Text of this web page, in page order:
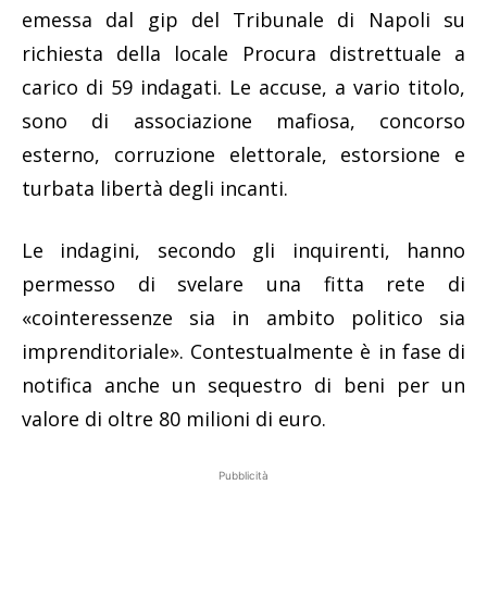
emessa dal gip del Tribunale di Napoli su
richiesta della locale Procura distrettuale a
carico di 59 indagati. Le accuse, a vario titolo,
sono di associazione mafiosa, concorso
esterno, corruzione elettorale, estorsione e
turbata libertà degli incanti.
Le indagini, secondo gli inquirenti, hanno
permesso di svelare una fitta rete di
«cointeressenze sia in ambito politico sia
imprenditoriale». Contestualmente è in fase di
notifica anche un sequestro di beni per un
valore di oltre 80 milioni di euro.
Pubblicità